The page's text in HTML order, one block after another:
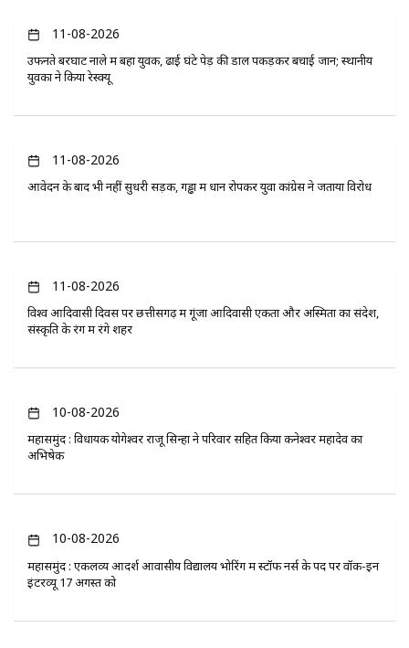
11-08-2026
उफनते बरघाट नाले में बहा युवक, ढाई घंटे पेड़ की डाल पकड़कर बचाई जान; स्थानीय
युवकों ने किया रेस्क्यू
11-08-2026
आवेदन के बाद भी नहीं सुधरी सड़क, गड्ढों में धान रोपकर युवा कांग्रेस ने जताया विरोध
11-08-2026
विश्व आदिवासी दिवस पर छत्तीसगढ़ में गूंजा आदिवासी एकता और अस्मिता का संदेश,
संस्कृति के रंग में रंगे शहर
10-08-2026
महासमुंद : विधायक योगेश्वर राजू सिन्हा ने परिवार सहित किया कनेश्वर महादेव का
अभिषेक
10-08-2026
महासमुंद : एकलव्य आदर्श आवासीय विद्यालय भोरिंग में स्टॉफ नर्स के पद पर वॉक-इन
इंटरव्यू 17 अगस्त को